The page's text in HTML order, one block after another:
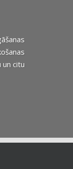
un citu